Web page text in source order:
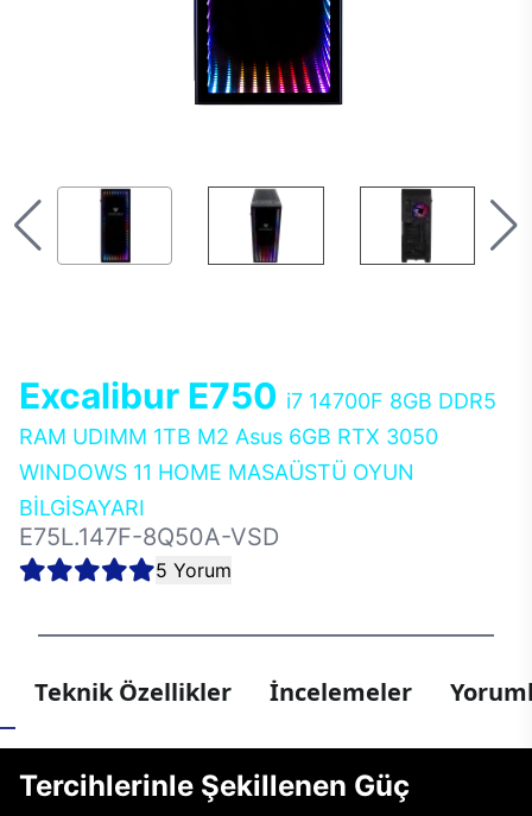
Excalibur E750 i7 14700F 8GB DDR5
RAM UDIMM 1TB M2 Asus 6GB RTX 3050
WINDOWS 11 HOME MASAÜSTÜ OYUN
BİLGİSAYARI
E75L.147F-8Q50A-VSD
5 Yorum
Teknik Özellikler İncelemeler
Tercihlerinle Şekillenen Güç